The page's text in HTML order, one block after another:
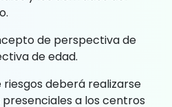
de perspectiva de
de edad.
riesgos deberá realizarse
a los centros